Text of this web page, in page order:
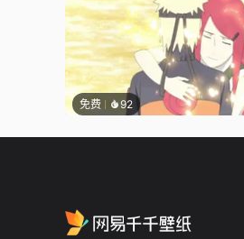
免费 92